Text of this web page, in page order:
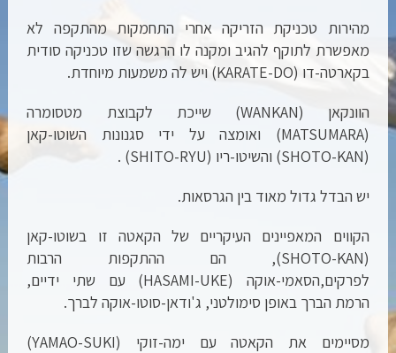
מהירות טכניקת הזריקה אחרי התחמקות מהתקפה לא
מאפשרת לתוקף להגיב ומקנה לו הרגשה שזו טכניקה סודית
בקארטה-דו (KARATE-DO) ויש לה משמעות מיוחדת.
הוונקאן (WANKAN) שייכת לקבוצת מטסומרה
(MATSUMARA) ואומצה על ידי סגנונות השוטו-קאן
(SHOTO-KAN) והשיטו-ריו (SHITO-RYU) .
יש הבדל גדול מאוד בין הגרסאות.
הקווים המאפיינים העיקריים של הקאטה זו בשוטו-קאן
(SHOTO-KAN), הם ההתקפות הרבות
לפרקים,הסאמי-אוקה (HASAMI-UKE) עם שתי ידיים,
הרמת הברך באופן סימולטני, ג'ודאן-סוטו-אוקה לברך.
מסיימים את הקאטה עם ימה-זוקי (YAMAO-SUKI)